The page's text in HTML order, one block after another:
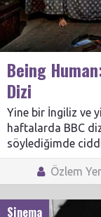
Being
Dizi
Yine bir İngiliz ve
haftalarda BBC
söylediğimde
Özlem
Sinema